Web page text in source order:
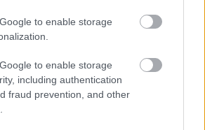
to enable storage
to enable storage
including authentication
fraud prevention, and other